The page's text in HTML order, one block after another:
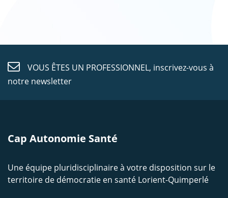
VOUS ÊTES UN PROFESSIONNEL, inscrivez-vous à
notre newsletter
Cap Autonomie Santé
Une équipe pluridisciplinaire à votre disposition sur le
territoire de démocratie en santé Lorient-Quimperlé